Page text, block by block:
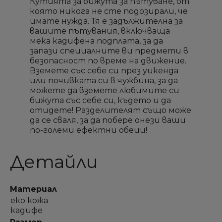
Добави към списък с
желани продукти
Създай нов списък
Име на списък
Отмени Създай списък
Необходимо е да влезете с във Вашия профил
за да добавите продукта в списъка с желание
продукти
Отмени Sign in
Добави към списък с
желани продукти
Създай нов списък
Име на списък
Отмени Създай списък
Необходимо е да влезете с във Вашия профил
за да добавите продукта в списъка с желание
продукти
Отмени Sign in
която никога не сте подозирали, че
имате нужда. Тя е задължителна за
вашите пътувания, включваща
мека кадифена подплата, за да
запази специалните ви предмети в
безопасност по време на движение.
Вземете със себе си през уикенда
или почивката си в чужбина, за да
можете да вземете любимите си
бижута със себе си, където и да
отидете! Разделителят също може
да се сваля, за да побере онези ваши
по-големи ефектни обеци!
Детайли
Материал
еко кожа
кадифе